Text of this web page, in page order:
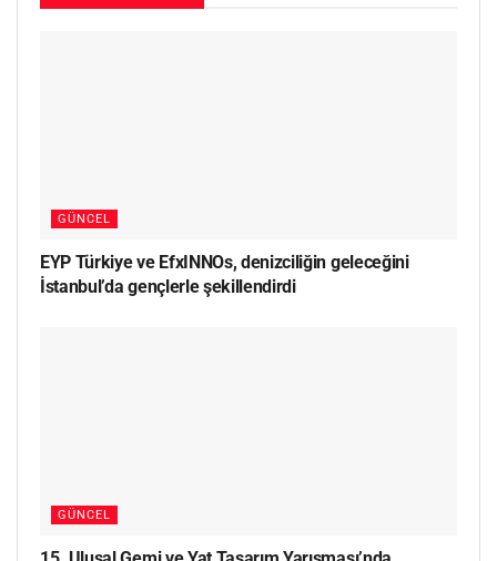
GÜNCEL
EYP Türkiye ve EfxINNOs, denizciliğin geleceğini
İstanbul’da gençlerle şekillendirdi
GÜNCEL